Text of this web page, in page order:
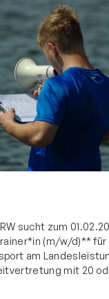
sucht zum
(m/w/d)** für
am
mit 20